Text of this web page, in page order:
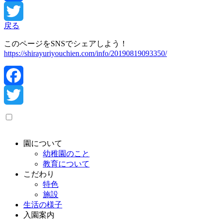
Facebook
Twitter
戻る
このページをSNSでシェアしよう！
https://shirayuriyouchien.com/info/20190819093350/
Facebook
Twitter
園について
幼稚園のこと
教育について
こだわり
特色
施設
生活の様子
入園案内